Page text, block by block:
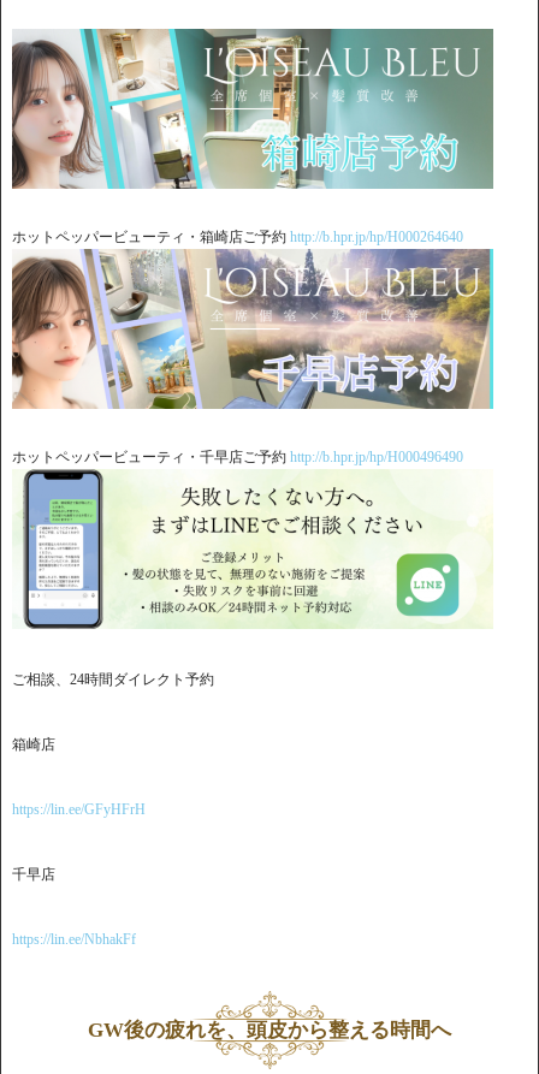
ホットペッパービューティ・箱崎店ご予約 http://b.hpr.jp/hp/H000264640
ホットペッパービューティ・千早店ご予約 http://b.hpr.jp/hp/H000496490
ご相談、24時間ダイレクト予約
箱崎店
https://lin.ee/GFyHFrH
千早店
https://lin.ee/NbhakFf
GW後の疲れを、頭皮から整える時間へ